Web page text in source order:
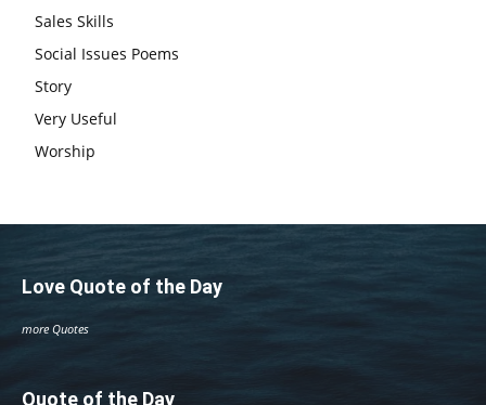
Sales Skills
Social Issues Poems
Story
Very Useful
Worship
Love Quote of the Day
more Quotes
Quote of the Day